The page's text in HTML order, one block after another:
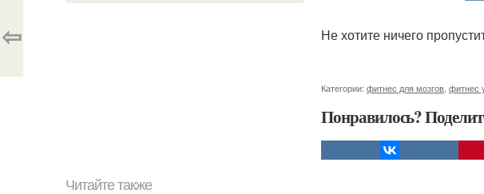
Не хотите ничего
Категории: фитнес для мозгов фитнес
Понравилось?
⇦
Читайте также